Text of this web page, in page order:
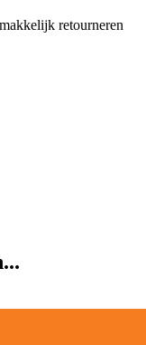
retourneren